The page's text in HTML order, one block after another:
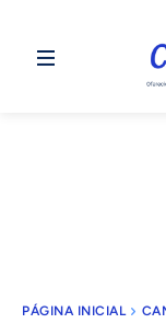
PÁGINA INICIAL